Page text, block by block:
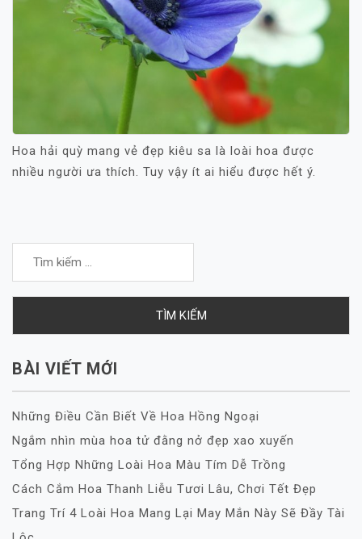
Hoa hải quỳ mang vẻ đẹp kiêu sa là loài hoa được
nhiều người ưa thích. Tuy vậy ít ai hiểu được hết ý.
Tìm
kiếm
cho:
BÀI VIẾT MỚI
Những Điều Cần Biết Về Hoa Hồng Ngoại
Ngắm nhìn mùa hoa tử đằng nở đẹp xao xuyến
Tổng Hợp Những Loài Hoa Màu Tím Dễ Trồng
Cách Cắm Hoa Thanh Liễu Tươi Lâu, Chơi Tết Đẹp
Trang Trí 4 Loài Hoa Mang Lại May Mắn Này Sẽ Đầy Tài